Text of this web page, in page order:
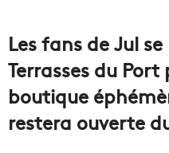
Les fans de Jul
Terrasses du
boutique
restera ouverte